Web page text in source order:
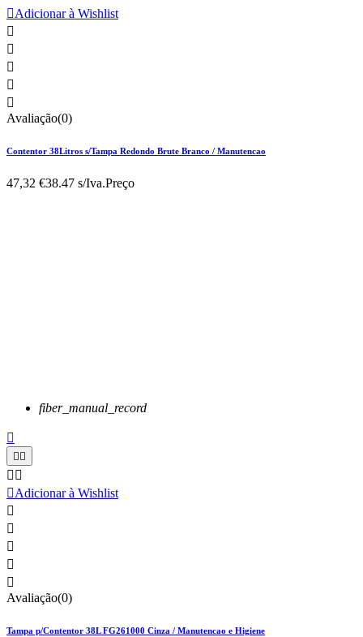
Adicionar à Wishlist





Avaliação(0)
Contentor 38Litros s/Tampa Redondo Brute Branco / Manutencao
47,32 €38.47 s/Iva.Preço
fiber_manual_record

 
 
Adicionar à Wishlist





Avaliação(0)
Tampa p/Contentor 38L FG261000 Cinza / Manutencao e Higiene